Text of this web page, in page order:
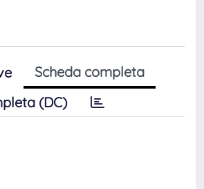
Scheda completa
(DC)